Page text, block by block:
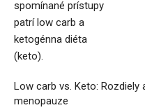
Low carb vs. Keto: Rozdiely
menopauze